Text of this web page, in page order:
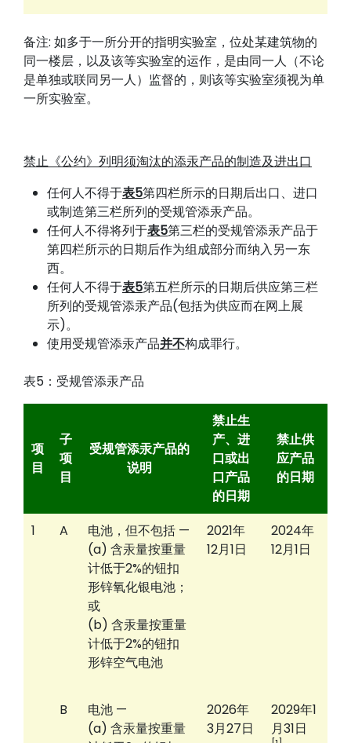
备注: 如多于一所分开的指明实验室，位处某建筑物的
同一楼层，以及该等实验室的运作，是由同一人（不论
是单独或联同另一人）监督的，则该等实验室须视为单
一所实验室。
禁止《公约》列明须淘汰的添汞产品的制造及进出口
任何人不得于表5第四栏所示的日期后出口、进口
或制造第三栏所列的受规管添汞产品。
任何人不得将列于表5第三栏的受规管添汞产品于
第四栏所示的日期后作为组成部分而纳入另一东
西。
任何人不得于表5第五栏所示的日期后供应第三栏
所列的受规管添汞产品(包括为供应而在网上展
示)。
使用受规管添汞产品并不构成罪行。
表5：受规管添汞产品
项
目
子
项
目
受规管添汞产品的
说明
禁止生
产、进
口或出
口产品
的日期
禁止供
应产品
的日期
1 A
电池，但不包括 —
(a) 含汞量按重量
计低于2%的钮扣
形锌氧化银电池；
或
(b) 含汞量按重量
计低于2%的钮扣
形锌空气电池
2021年
12月1日
2024年
12月1日
B
电池 —
(a) 含汞量按重量
2026年
3月27日
2029年1
月31日